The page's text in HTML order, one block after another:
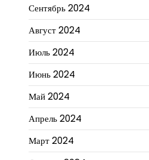
Сентябрь 2024
Август 2024
Июль 2024
Июнь 2024
Май 2024
Апрель 2024
Март 2024